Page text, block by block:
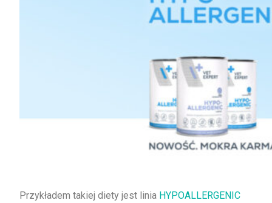
Przykładem takiej diety jest linia HYPOALLERGENIC